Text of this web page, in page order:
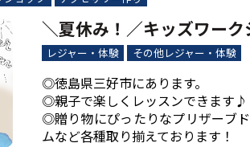
＼夏休み！／キッズワー
レジャー・体験 その他レジャー・体験
◎徳島県三好市にあります。
◎親子で楽しくレッスンできます♪
◎贈り物にぴったりなプリザーブ
ムなど各種取り揃えております！